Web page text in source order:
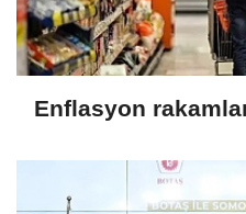
Enflasyon